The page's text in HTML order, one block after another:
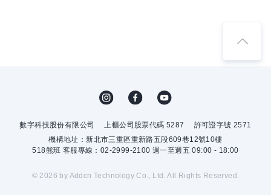
數字科技股份有限公司 上櫃公司股票代碼 5287
許可證字號 2571
機構地址：新北市三重區重新路五段609巷12號10樓
518熊班 客服專線：02-2999-2100 週一至週五 09:00 - 18:00
© 2026 by Addcn Technology Co., Ltd. All Rights Reserved.